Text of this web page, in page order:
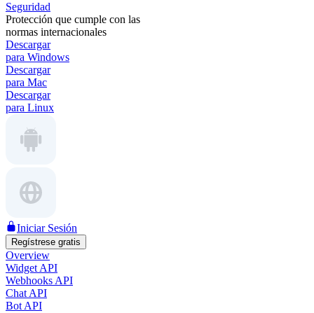
Seguridad
Protección que cumple con las
normas internacionales
Descargar
para Windows
Descargar
para Mac
Descargar
para Linux
Iniciar Sesión
Regístrese gratis
Overview
Widget API
Webhooks API
Chat API
Bot API